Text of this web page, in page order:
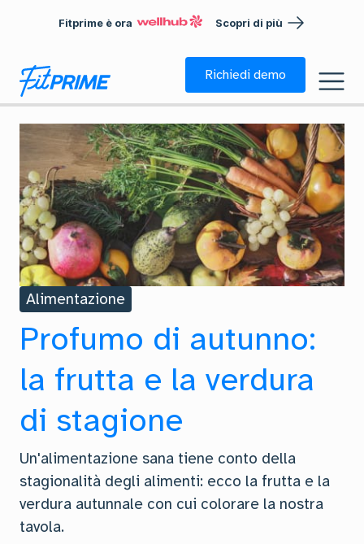
Fitprime è ora Scopri di più
Richiedi demo
Alimentazione
Profumo di autunno:
la frutta e la verdura
di stagione
Un'alimentazione sana tiene conto della
stagionalità degli alimenti: ecco la frutta e la
verdura autunnale con cui colorare la nostra
tavola.